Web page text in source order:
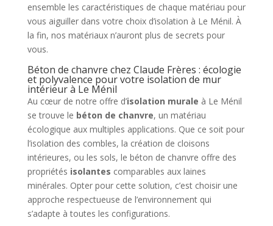
ensemble les caractéristiques de chaque matériau pour
vous aiguiller dans votre choix d’isolation à Le Ménil. À
la fin, nos matériaux n’auront plus de secrets pour
vous.
Béton de chanvre chez Claude Frères : écologie
et polyvalence pour votre isolation de mur
intérieur à Le Ménil
Au cœur de notre offre d’isolation murale à Le Ménil
se trouve le béton de chanvre, un matériau
écologique aux multiples applications. Que ce soit pour
l’isolation des combles, la création de cloisons
intérieures, ou les sols, le béton de chanvre offre des
propriétés isolantes comparables aux laines
minérales. Opter pour cette solution, c’est choisir une
approche respectueuse de l’environnement qui
s’adapte à toutes les configurations.